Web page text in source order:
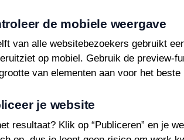
de mobiele weergave
van alle websitebezoekers gebruikt
op mobiel. Gebruik de preview-
van elementen aan voor het beste
je website
resultaat? Klik op “Publiceren” en je